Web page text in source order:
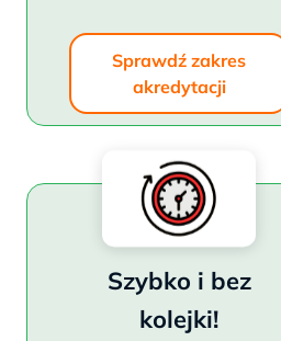
Sprawdź zakres
akredytacji
Szybko i bez
kolejki!